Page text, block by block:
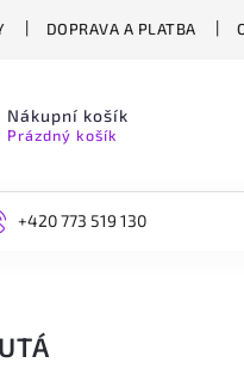
DOPRAVA A PLATBA
Nákupní košík
Prázdný košík
+420 773 519 130